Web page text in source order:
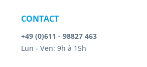
CONTACT
+49 (0)611 - 98827 463
Lun - Ven: 9h à 15h